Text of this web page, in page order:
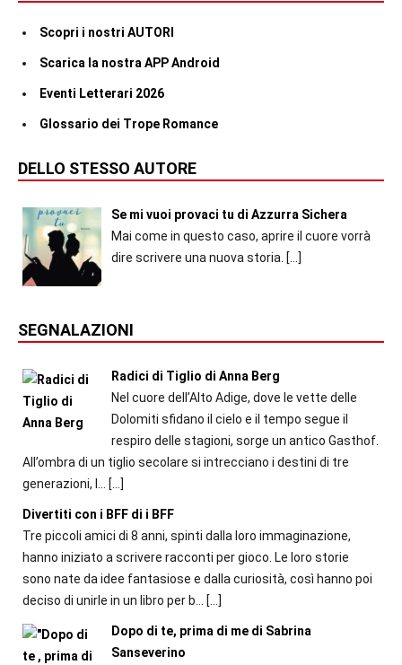
Scopri i nostri AUTORI
Scarica la nostra APP Android
Eventi Letterari 2026
Glossario dei Trope Romance
DELLO STESSO AUTORE
Se mi vuoi provaci tu di Azzurra Sichera
Mai come in questo caso, aprire il cuore vorrà
dire scrivere una nuova storia. […]
SEGNALAZIONI
Radici di Tiglio di Anna Berg
Nel cuore dell’Alto Adige, dove le vette delle
Dolomiti sfidano il cielo e il tempo segue il
respiro delle stagioni, sorge un antico Gasthof.
All’ombra di un tiglio secolare si intrecciano i destini di tre
generazioni, l...
[…]
Divertiti con i BFF di i BFF
Tre piccoli amici di 8 anni, spinti dalla loro immaginazione,
hanno iniziato a scrivere racconti per gioco. Le loro storie
sono nate da idee fantasiose e dalla curiosità, così hanno poi
deciso di unirle in un libro per b...
[…]
Dopo di te, prima di me di Sabrina
Sanseverino